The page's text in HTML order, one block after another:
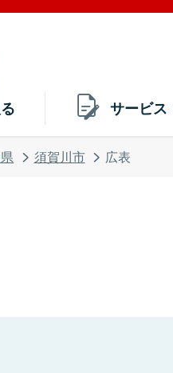
サービス
須賀川市 広表